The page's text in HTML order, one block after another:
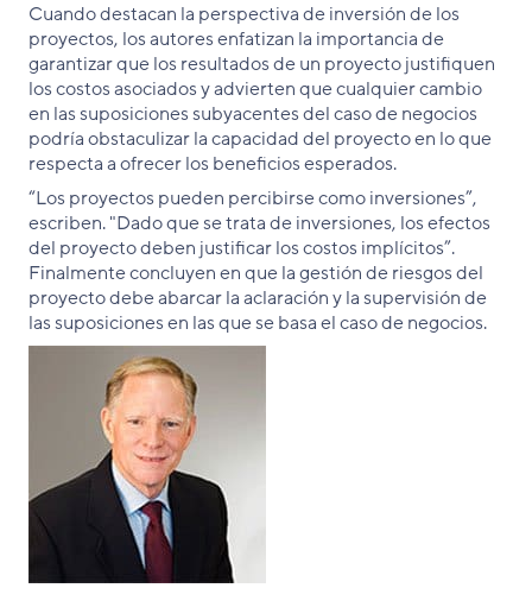
Cuando destacan la perspectiva de inversión de los
proyectos, los autores enfatizan la importancia de
garantizar que los resultados de un proyecto justifiquen
los costos asociados y advierten que cualquier cambio
en las suposiciones subyacentes del caso de negocios
podría obstaculizar la capacidad del proyecto en lo que
respecta a ofrecer los beneficios esperados.
“Los proyectos pueden percibirse como inversiones”,
escriben. "Dado que se trata de inversiones, los efectos
del proyecto deben justificar los costos implícitos”.
Finalmente concluyen en que la gestión de riesgos del
proyecto debe abarcar la aclaración y la supervisión de
las suposiciones en las que se basa el caso de negocios.